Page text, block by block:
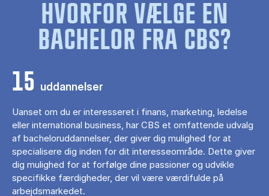
HVORFOR VÆLGE EN
BACHELOR FRA CBS?
15 uddannelser
Uanset om du er interesseret i finans, marketing, ledelse
eller international business, har CBS et omfattende udvalg
af bacheloruddannelser, der giver dig mulighed for at
specialisere dig inden for dit interesseområde. Dette giver
dig mulighed for at forfølge dine passioner og udvikle
specifikke færdigheder, der vil være værdifulde på
arbejdsmarkedet.